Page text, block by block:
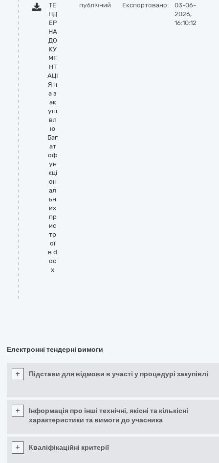
ТЕ
НД
ЕР
НА
ДО
КУ
МЕ
НТ
АЦІ
Я н
а з
ак
упі
вл
ю
Баг
ат
оф
ун
кці
он
ал
ьн
их
пр
ис
тр
ої
в.d
oc
x
публічний Експортовано:
03-06-
2026,
16:10:12
Електронні тендерні вимоги
+ Підстави для відмови в участі у процедурі закупівлі
+
Інформація про інші технічні, якісні та кількісні
характеристики та вимоги до учасника
+ Кваліфікаційні критерії